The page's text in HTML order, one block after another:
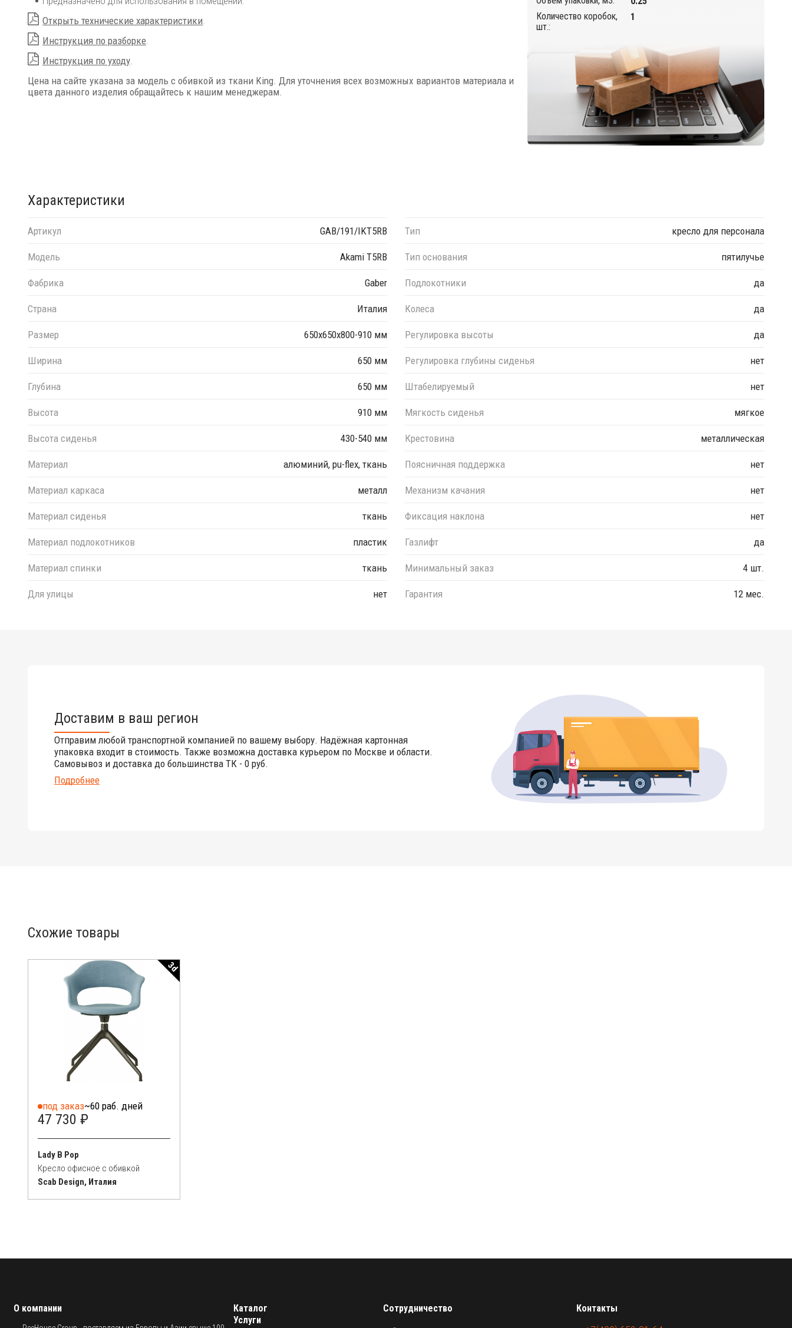
Открыть технические характеристики.
Инструкция по разборке.
Инструкция по уходу.
Цена на сайте указана за модель с обивкой из ткани King. Для уточнения всех возможных вариантов материала и
цвета данного изделия обращайтесь к нашим менеджерам.
Количество коробок,
шт.:
1
Характеристики
Артикул GAB/191/IKT5RB
Модель Akami T5RB
Фабрика Gaber
Страна Италия
Размер 650х650х800-910 мм
Ширина 650 мм
Глубина 650 мм
Высота 910 мм
Высота сиденья 430-540 мм
Материал алюминий, pu-flex, ткань
Материал каркаса металл
Материал сиденья ткань
Материал подлокотников пластик
Материал спинки ткань
Для улицы нет
Тип кресло для персонала
Тип основания пятилучье
Подлокотники да
Колеса да
Регулировка высоты да
Регулировка глубины сиденья нет
Штабелируемый нет
Мягкость сиденья мягкое
Крестовина металлическая
Поясничная поддержка нет
Механизм качания нет
Фиксация наклона нет
Газлифт да
Минимальный заказ 4 шт.
Гарантия 12 мес.
Доставим в ваш регион
Отправим любой транспортной компанией по вашему выбору. Надёжная картонная
упаковка входит в стоимость. Также возможна доставка курьером по Москве и области.
Самовывоз и доставка до большинства ТК - 0 руб.
Подробнее
Схожие товары
3d
под заказ~60 раб. дней
47 730 ₽
Lady B Pop
Кресло офисное с обивкой
Scab Design, Италия
О компании
Каталог
Услуги
Сотрудничество Контакты